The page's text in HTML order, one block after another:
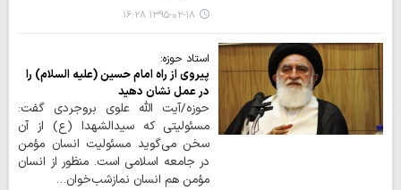
۱۳۹۵-۰۲-۱۸ ۱۶:۲۸
استاد حوزه:
پیروی از راه امام حسین (علیه السلام) را
در عمل نشان دهید
حوزه/آیت الله علوی بروجردی گفت:
مسئولیتی که سیدالشهدا (ع) از آن
سخن می‌گوید مسئولیت انسان مؤمن
در جامعه اسلامی است. منظور از انسان
مؤمن هم انسان نمازشب‌خوان…